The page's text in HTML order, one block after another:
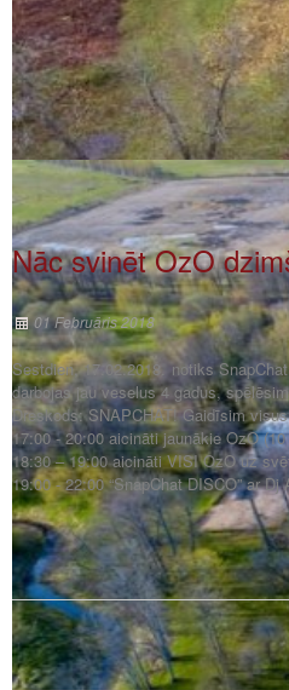
Nāc svinēt OzO
01 Februāris 2018
Sestdien, 17.02.2018. notiks
darbojas jau veselus 4 gadus,
Dreskods: SNAPCHAT! Gaidīsim
17:00 - 20:00 aicināti jaunākie OzO
18:30 – 19:00 aicināti VISI OzO uz
19:00 - 22:00 “SnapChat DISCO” ar